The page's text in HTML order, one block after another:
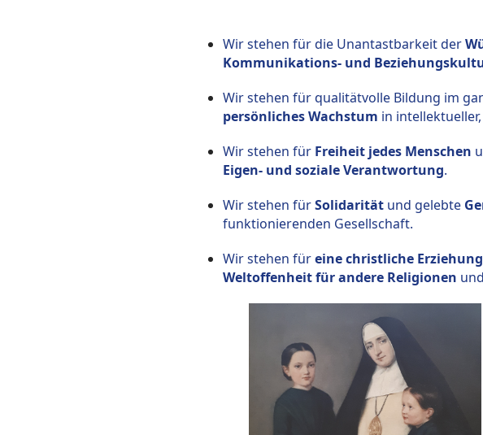
Wir stehen für die Unantastbarkeit der
Kommunikations- und
Wir stehen für qualitätvolle Bildung im
persönliches Wachstum in
Wir stehen für Freiheit jedes Menschen
Eigen- und soziale Verantwortung.
Wir stehen fürSolidarität und gelebte
funktionierenden Gesellschaft.
Wir stehen füreine christliche
Weltoffenheit für andere Religionen